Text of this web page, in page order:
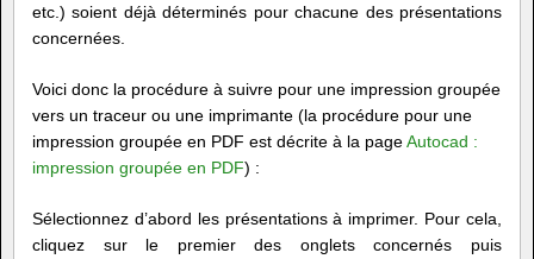
etc.) soient déjà déterminés pour chacune des présentations
concernées.
Voici donc la procédure à suivre pour une impression groupée
vers un traceur ou une imprimante (la procédure pour une
impression groupée en PDF est décrite à la pageAutocad :
impression groupée en PDF) :
Sélectionnez d’abord les présentations à imprimer. Pour cela,
cliquez sur le premier des onglets concernés puis